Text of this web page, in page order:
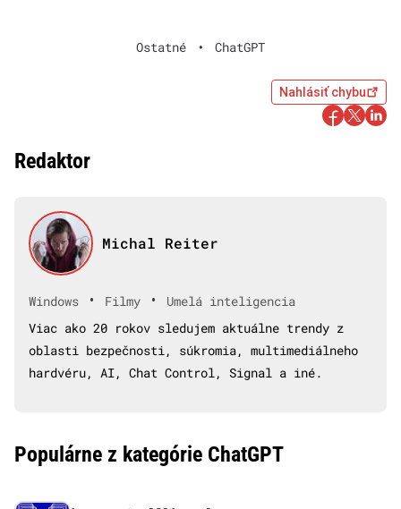
Ostatné • ChatGPT
Nahlásiť chybu
Redaktor
Michal Reiter
Windows • Filmy •
Umelá inteligencia
Viac ako 20 rokov sledujem aktuálne trendy z
oblasti bezpečnosti, súkromia, multimediálneho
hardvéru, AI, Chat Control, Signal a iné.
Populárne z kategórie ChatGPT